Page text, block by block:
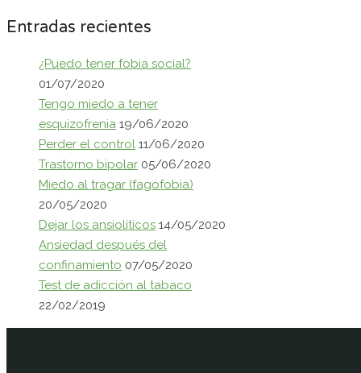
Entradas recientes
¿Puedo tener fobia social?
01/07/2020
Tengo miedo a tener
esquizofrenia 19/06/2020
Perder el control 11/06/2020
Trastorno bipolar 05/06/2020
Miedo al tragar (fagofobia)
20/05/2020
Dejar los ansiolíticos 14/05/2020
Ansiedad después del
confinamiento 07/05/2020
Test de adicción al tabaco
22/02/2019